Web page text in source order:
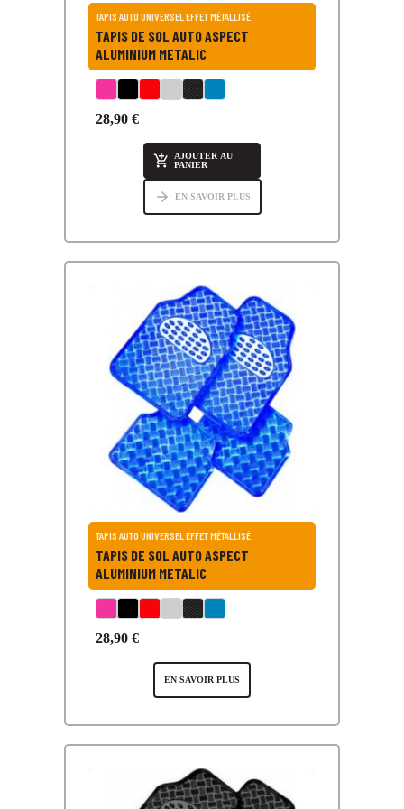
TAPIS AUTO UNIVERSEL EFFET MÉTALLISÉ
TAPIS DE SOL AUTO ASPECT
ALUMINIUM METALIC
28,90 €

AJOUTER AU
PANIER
arrow_forward EN SAVOIR PLUS
TAPIS AUTO UNIVERSEL EFFET MÉTALLISÉ
TAPIS DE SOL AUTO ASPECT
ALUMINIUM METALIC
28,90 €
EN SAVOIR PLUS